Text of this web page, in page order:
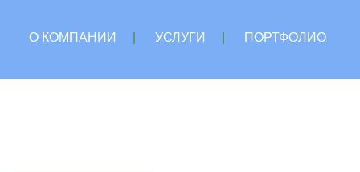
О КОМПАНИИ УСЛУГИ
ПОРТФОЛИО